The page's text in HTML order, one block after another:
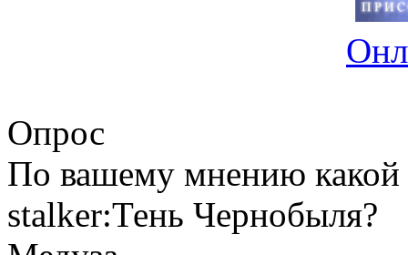
Опрос
По вашему мнению
stalker:Тень Чернобыля?